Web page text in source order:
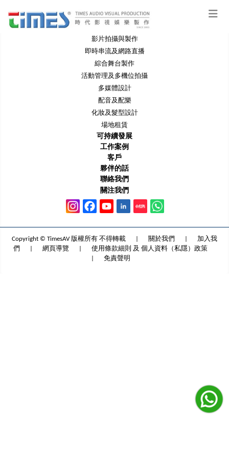
服務範圍
影片拍攝與製作
即時串流及網路直播
綜合舞台製作
活動管理及多機位拍攝
多媒體設計
配音及配樂
化妝及髮型設計
場地租賃
可持續發展
工作案例
客戶
夥伴的話
聯絡我們
關注我們
Copyright © TimesAV 版權所有 不得轉載 關於我們
加入我
們
網頁導覽
使用條款細則 及 個人資料（私隱）政策
免責聲明